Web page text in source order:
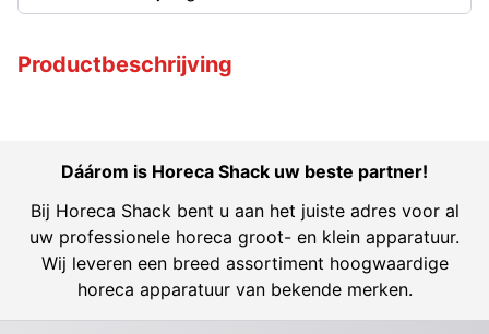
Productbeschrijving
Dáárom is Horeca Shack uw beste partner!
Bij Horeca Shack bent u aan het juiste adres voor al
uw professionele horeca groot- en klein apparatuur.
Wij leveren een breed assortiment hoogwaardige
horeca apparatuur van bekende merken.